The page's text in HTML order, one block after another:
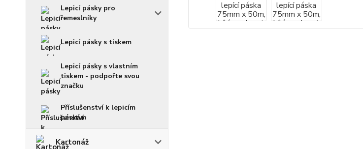
Lepicí pásky pro
řemeslníky
Lepicí pásky s tiskem
Lepicí pásky s vlastním
tiskem - podpořte svou
značku
Příslušenství k lepicím
páskám
Kartonáž